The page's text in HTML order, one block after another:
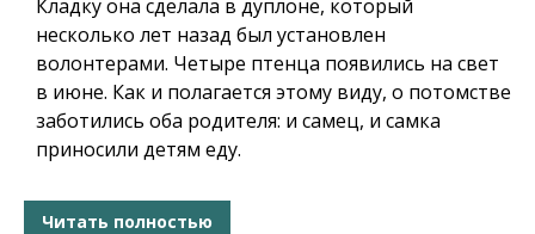
Кладку она сделала в дуплоне, который
несколько лет назад был установлен
волонтерами. Четыре птенца появились на свет
в июне. Как и полагается этому виду, о потомстве
заботились оба родителя: и самец, и самка
приносили детям еду.
Читать полностью